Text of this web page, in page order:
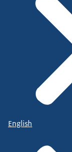
English